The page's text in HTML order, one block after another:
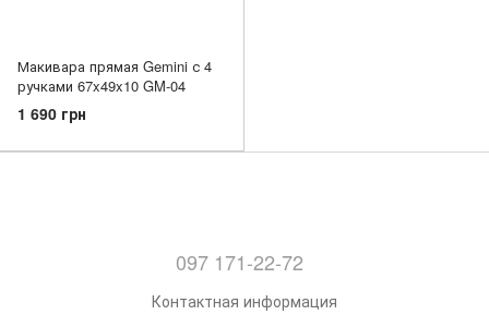
Макивара прямая Gemini с 4
ручками 67x49x10 GM-04
1 690 грн
097 171-22-72
Контактная информация